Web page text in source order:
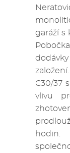
garáží s
C30/37
vlivu
hodin.